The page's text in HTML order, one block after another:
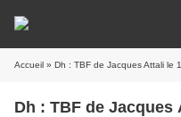
Accueil » Dh : TBF de Jacques Attali le 14
Dh : TBF de Jacques